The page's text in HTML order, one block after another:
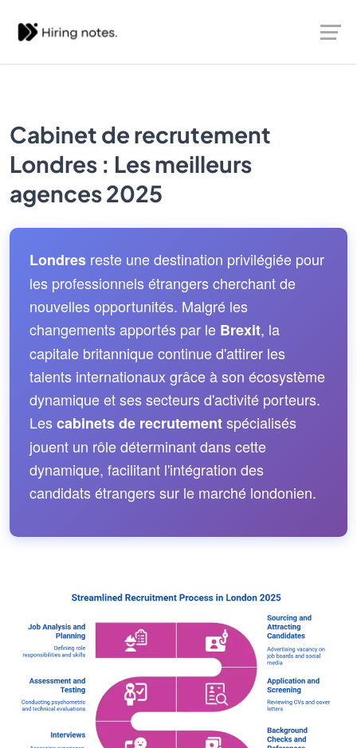
Cabinet de recrutement
Londres : Les meilleurs
agences 2025
Londres reste une destination privilégiée pour
les professionnels étrangers cherchant de
nouvelles opportunités. Malgré les
changements apportés par le Brexit, la
capitale britannique continue d'attirer les
talents internationaux grâce à son écosystème
dynamique et ses secteurs d'activité porteurs.
Les cabinets de recrutementspécialisés
jouent un rôle déterminant dans cette
dynamique, facilitant l'intégration des
candidats étrangers sur le marché londonien.